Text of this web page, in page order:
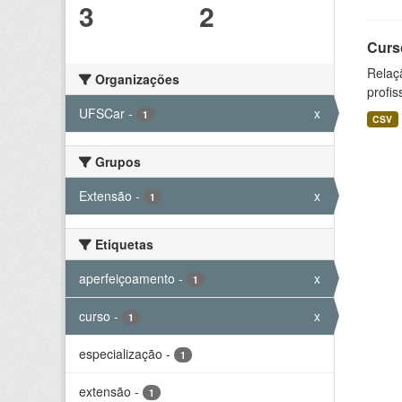
3 2
Organizações
UFSCar - 1 x
Grupos
Extensão - 1 x
Etiquetas
aperfeiçoamento - 1 x
curso - 1 x
especialização - 1
extensão - 1
CSV